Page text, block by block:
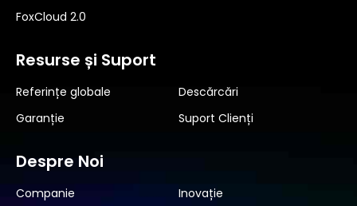
FoxCloud 2.0
Resurse și Suport
Referințe globale
Descărcări
Garanție
Suport Clienți
Despre Noi
Companie
Inovație